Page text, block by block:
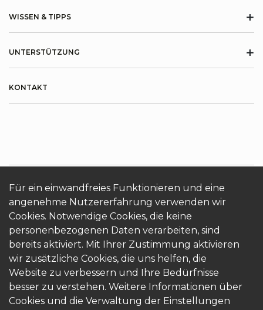
Für ein einwandfreies Funktionieren und eine
angenehme Nutzererfahrung verwenden wir
Cookies. Notwendige Cookies, die keine
personenbezogenen Daten verarbeiten, sind
bereits aktiviert. Mit Ihrer Zustimmung aktivieren
wir zusätzliche Cookies, die uns helfen, die
Website zu verbessern und Ihre Bedürfnisse
besser zu verstehen. Weitere Informationen über
Cookies und die Verwaltung der Einstellungen
WISSEN & TIPPS +
UNTERSTÜTZUNG +
KONTAKT
ÜBER KRONOTERM Cookies Login
KRONOTERM d.o.o.